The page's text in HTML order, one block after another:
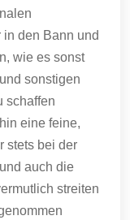
den Bann und
wie es sonst
sonstigen
schaffen
eine feine,
stets bei der
auch die
streiten